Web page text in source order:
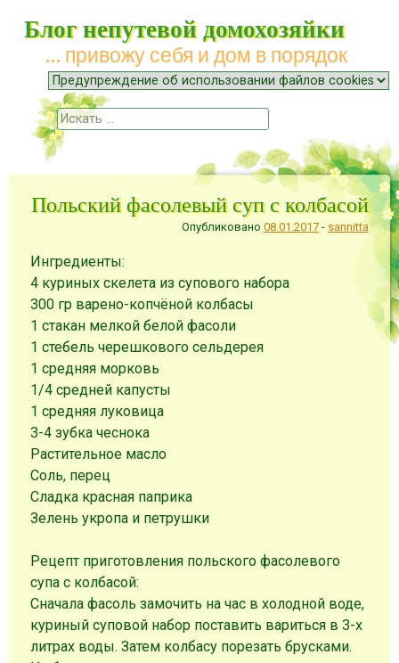
Блог непутевой домохозяйки
… привожу себя и дом в порядок
Меню
Наверх
Поиск
Польский фасолевый суп с колбасой
Опубликовано 08.01.2017- sannitta
Ингредиенты:
4 куриных скелета из супового набора
300 гр варено-копчёной колбасы
1 стакан мелкой белой фасоли
1 стебель черешкового сельдерея
1 средняя морковь
1/4 средней капусты
1 средняя луковица
3-4 зубка чеснока
Растительное масло
Соль, перец
Сладка красная паприка
Зелень укропа и петрушки
Рецепт приготовления польского фасолевого
супа с колбасой:
Сначала фасоль замочить на час в холодной воде,
куриный суповой набор поставить вариться в 3-х
литрах воды. Затем колбасу порезать брусками.